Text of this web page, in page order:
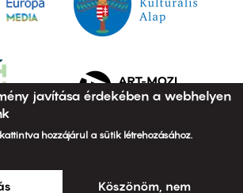
javítása érdekében a webhelyen
kattintva hozzájárul a sütik létrehozásához.
Köszönöm, nem